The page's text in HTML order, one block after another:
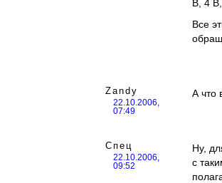
В, 4
Все
Zandy
22.10.2006,
07:49
А что
Спец
22.10.2006,
09:52
Ну,
с